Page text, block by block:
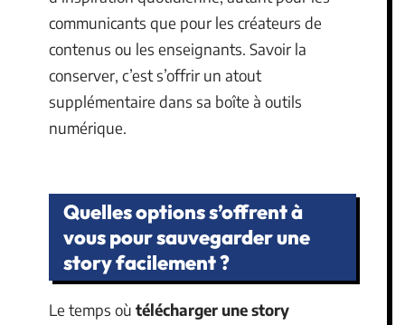
communicants que pour les créateurs de
contenus ou les enseignants. Savoir la
conserver, c’est s’offrir un atout
supplémentaire dans sa boîte à outils
numérique.
Quelles options s’offrent à
vous pour sauvegarder une
story facilement ?
Le temps où télécharger une story